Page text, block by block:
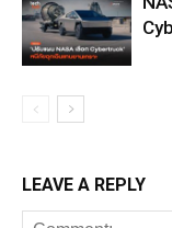
LEAVE A REPLY